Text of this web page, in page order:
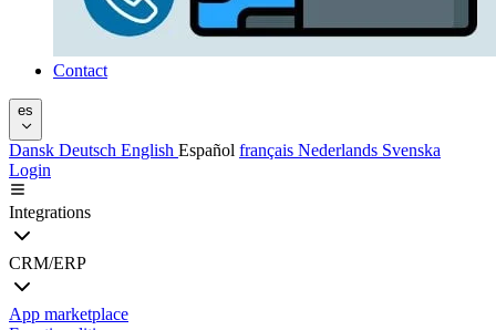
Contact
es
Dansk Deutsch English Español français Nederlands Svenska
Login
Integrations
CRM/ERP
App marketplace